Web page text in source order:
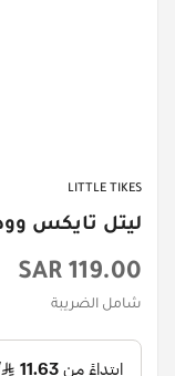
LITTLE TIKES
ليتل تايكس
السعر
الأصلي
119.00 SAR
شامل الضريبة